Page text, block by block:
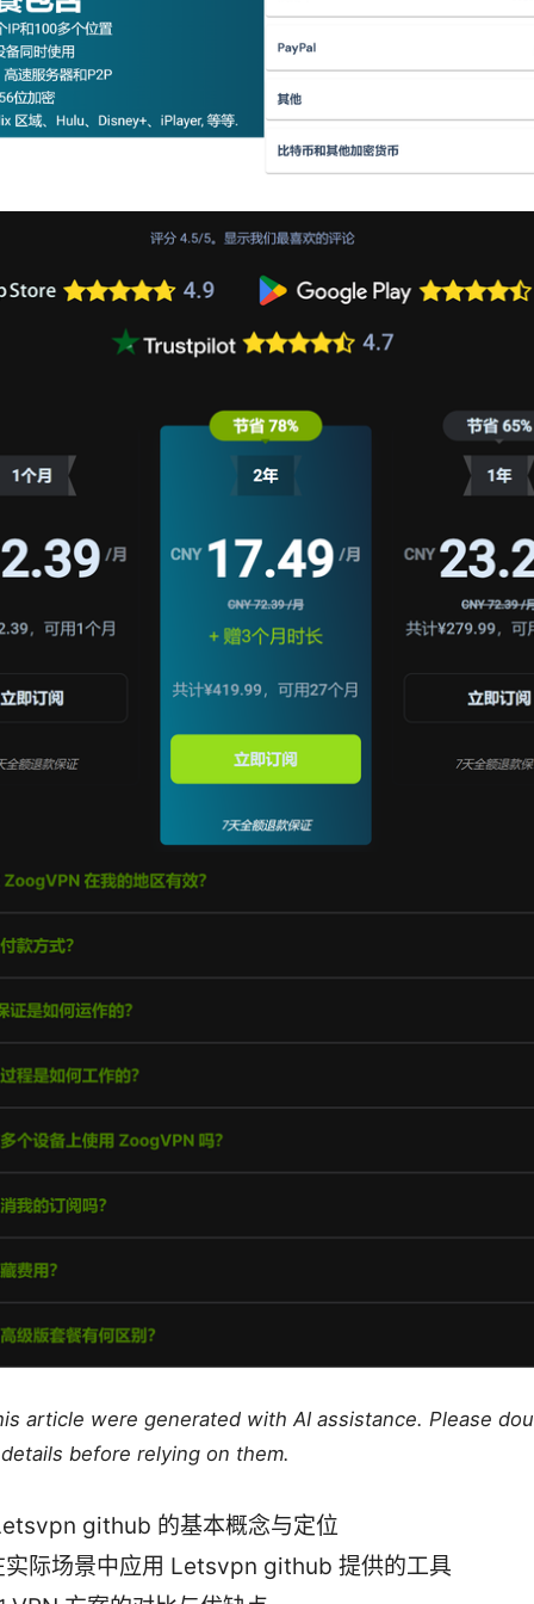
article were generated with AI assistance. Please
before relying on them.
github 的基本概念与定位
实际场景中应用 Letsvpn github 提供的工具